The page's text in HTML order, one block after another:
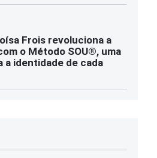
Frois revoluciona a
o Método SOU®️, uma
identidade de cada